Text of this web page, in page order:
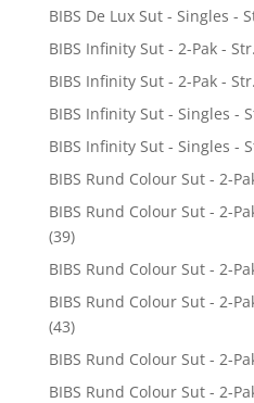
BIBS De Lux Sut - Singles -
BIBS Infinity Sut - 2-Pak -
BIBS Infinity Sut - 2-Pak -
BIBS Infinity Sut - Singles -
BIBS Infinity Sut - Singles -
BIBS Rund Colour Sut - 2-
BIBS Rund Colour Sut - 2-
(39)
BIBS Rund Colour Sut - 2-
BIBS Rund Colour Sut - 2-
(43)
BIBS Rund Colour Sut - 2-
BIBS Rund Colour Sut - 2-